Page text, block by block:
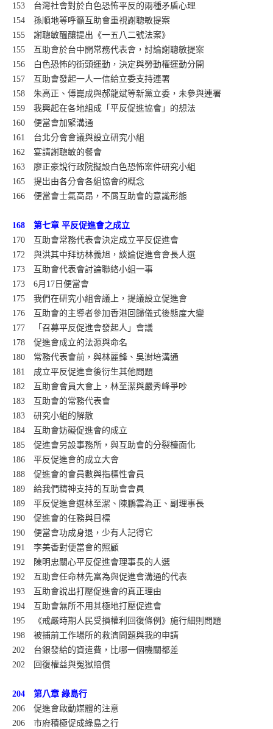
153 台灣社會對於白色恐怖平反的兩種矛盾心理
154 孫順地等呼籲互助會重視謝聰敏提案
155 謝聰敏醞釀提出《一五八二號法案》
155 互助會於台中開常務代表會，討論謝聰敏提案
156 白色恐怖的街頭運動，決定與勞動權運動分開
157 互助會發起一人一信給立委支持連署
158 朱高正、傅崑成與郝龍斌等新黨立委，未參與連署
159 我興起在各地組成「平反促進協會」的想法
160 便當會加緊溝通
161 台北分會會議與設立研究小組
162 宴請謝聰敏的餐會
163 廖正豪說行政院擬設白色恐怖案件研究小組
165 提出由各分會各組協會的概念
166 便當會士氣高昂，不屑互助會的意識形態
168 第七章 平反促進會之成立
170 互助會常務代表會決定成立平反促進會
172 與洪其中拜訪林義旭，談論促進會會長人選
173 互助會代表會討論聯絡小組一事
173 6月17日便當會
175 我們在研究小組會議上，提議設立促進會
176 互助會的主導者參加香港回歸儀式後態度大變
177 「召募平反促進會發起人」會議
178 促進會成立的法源與命名
180 常務代表會前，與林麗鋒、吳澍培溝通
181 成立平反促進會後衍生其他問題
182 互助會會員大會上，林至潔與嚴秀峰爭吵
183 互助會的常務代表會
183 研究小組的解散
184 互助會妨礙促進會的成立
185 促進會另設事務所，與互助會的分裂檯面化
186 平反促進會的成立大會
188 促進會的會員數與指標性會員
189 給我們精神支持的互助會會員
189 平反促進會選林至潔、陳鵬雲為正、副理事長
190 促進會的任務與目標
190 便當會功成身退，少有人記得它
191 李美香對便當會的照顧
192 陳明忠關心平反促進會理事長的人選
192 互助會任命林先富為與促進會溝通的代表
193 互助會說出打壓促進會的真正理由
194 互助會無所不用其極地打壓促進會
195 《戒嚴時期人民受損權利回復條例》施行細則問題
198 被捕前工作場所的救濟問題與我的申請
202 台銀發給的資遣費，比哪一個機關都差
202 回復權益與冤獄賠償
204 第八章 綠島行
206 促進會啟動媒體的注意
206 市府積極促成綠島之行